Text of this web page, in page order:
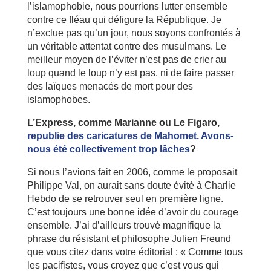
l’islamophobie, nous pourrions lutter ensemble
contre ce fléau qui défigure la République. Je
n’exclue pas qu’un jour, nous soyons confrontés à
un véritable attentat contre des musulmans. Le
meilleur moyen de l’éviter n’est pas de crier au
loup quand le loup n’y est pas, ni de faire passer
des laïques menacés de mort pour des
islamophobes.
L’Express, comme Marianne ou Le Figaro,
republie des caricatures de Mahomet. Avons-
nous été collectivement trop lâches?
Si nous l’avions fait en 2006, comme le proposait
Philippe Val, on aurait sans doute évité à Charlie
Hebdo de se retrouver seul en première ligne.
C’est toujours une bonne idée d’avoir du courage
ensemble. J’ai d’ailleurs trouvé magnifique la
phrase du résistant et philosophe Julien Freund
que vous citez dans votre éditorial : « Comme tous
les pacifistes, vous croyez que c’est vous qui